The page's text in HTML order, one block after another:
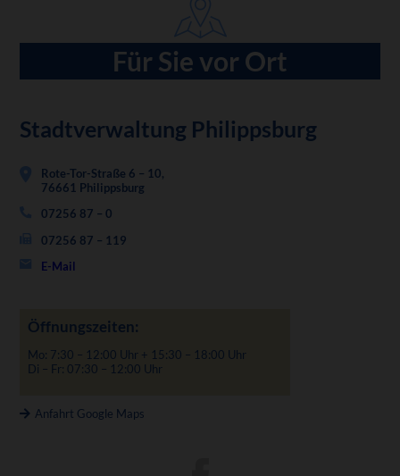
Für Sie vor Ort
Stadtverwaltung Philippsburg
Rote-Tor-Straße 6 – 10,
76661 Philippsburg
07256 87 – 0
07256 87 – 119
E-Mail
Öffnungszeiten:
Mo: 7:30 – 12:00 Uhr + 15:30 – 18:00 Uhr
Di – Fr: 07:30 – 12:00 Uhr
Anfahrt Google Maps